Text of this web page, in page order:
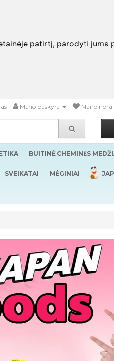
patirtį, parodyti
Mano paskyra Mano
BUITINĖ CHEMINĖS
SVEIKATAI MĖGINIAI